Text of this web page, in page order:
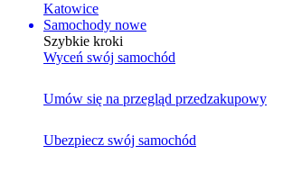
Katowice
Samochody nowe
Szybkie kroki
Wyceń swój samochód
Umów się na przegląd przedzakupowy
Ubezpiecz swój samochód